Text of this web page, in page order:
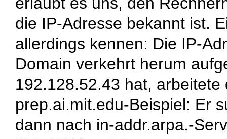
die IP-Adresse bekannt ist.
allerdings kennen: Die IP-
Domain verkehrt herum
192.128.52.43 hat, arbeitete
prep.ai.mit.edu-Beispiel: Er
dann nach in-addr.arpa.-